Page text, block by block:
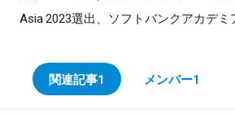
Asia 2023選出、ソフトバンクアカデミ
関連記事1 メンバー1